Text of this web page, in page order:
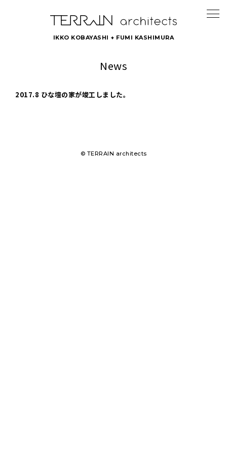
IKKO KOBAYASHI + FUMI KASHIMURA
News
2017.8 ひな壇の家が竣工しました。
© TERRAIN architects